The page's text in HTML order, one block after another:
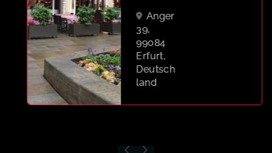
Anger
39,
99084
Erfurt,
Deutsch
land